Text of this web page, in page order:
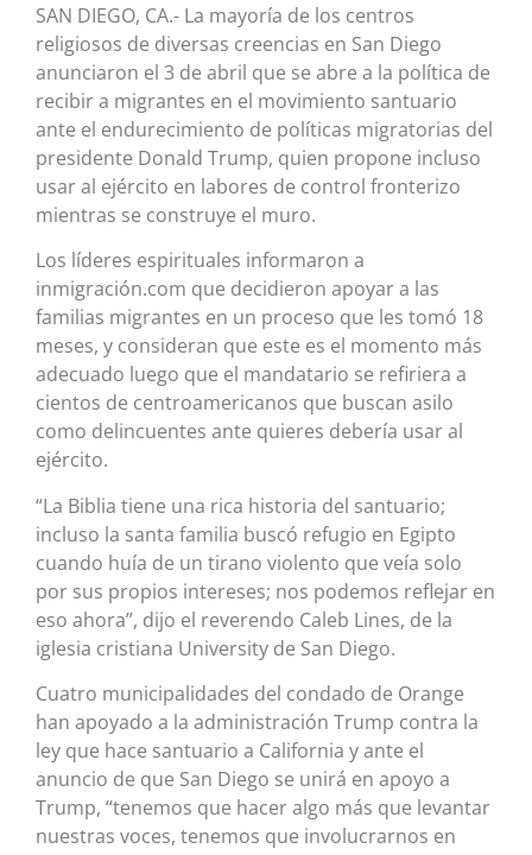
SAN DIEGO, CA.- La mayoría de los centros
religiosos de diversas creencias en San Diego
anunciaron el 3 de abril que se abre a la política de
recibir a migrantes en el movimiento santuario
ante el endurecimiento de políticas migratorias del
presidente Donald Trump, quien propone incluso
usar al ejército en labores de control fronterizo
mientras se construye el muro.
Los líderes espirituales informaron a
inmigración.com que decidieron apoyar a las
familias migrantes en un proceso que les tomó 18
meses, y consideran que este es el momento más
adecuado luego que el mandatario se refiriera a
cientos de centroamericanos que buscan asilo
como delincuentes ante quieres debería usar al
ejército.
“La Biblia tiene una rica historia del santuario;
incluso la santa familia buscó refugio en Egipto
cuando huía de un tirano violento que veía solo
por sus propios intereses; nos podemos reflejar en
eso ahora”, dijo el reverendo Caleb Lines, de la
iglesia cristiana University de San Diego.
Cuatro municipalidades del condado de Orange
han apoyado a la administración Trump contra la
ley que hace santuario a California y ante el
anuncio de que San Diego se unirá en apoyo a
Trump, “tenemos que hacer algo más que levantar
nuestras voces, tenemos que involucrarnos en